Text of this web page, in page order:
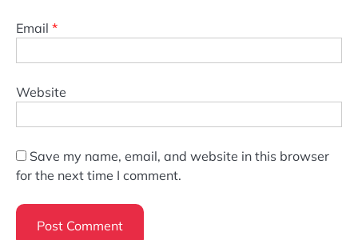
Email *
Website
Save my name, email, and website in this browser
for the next time I comment.